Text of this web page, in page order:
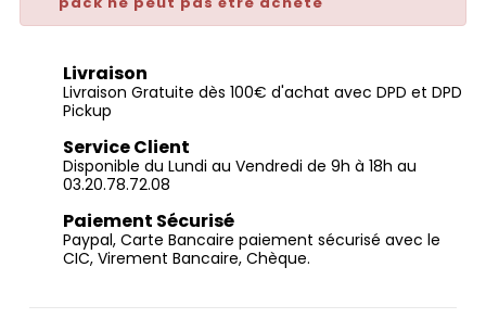
Livraison
Livraison Gratuite dès 100€ d'achat avec DPD et DPD
Pickup
Service Client
Disponible du Lundi au Vendredi de 9h à 18h au
03.20.78.72.08
Paiement Sécurisé
Paypal, Carte Bancaire paiement sécurisé avec le
CIC, Virement Bancaire, Chèque.